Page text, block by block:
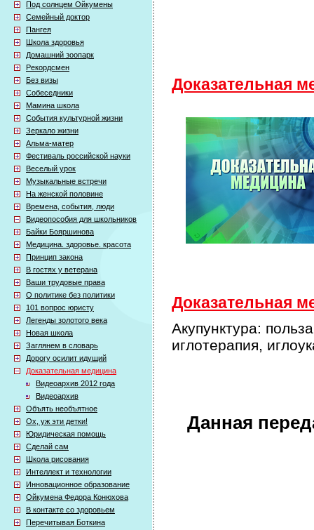
Под солнцем Ойкумены
Семейный доктор
Пангея
Школа здоровья
Домашний зоопарк
Рекордсмен
Без визы
Собеседники
Мамина школа
События культурной жизни
Зеркало жизни
Альма-матер
Фестиваль российской науки
Веселый урок
Музыкальные встречи
На женской половине
Времена, события, люди
Видеопособия для школьников
Байки Бояршинова
Медицина. здоровье. красота
Принцип закона
В гостях у ветерана
Ваши трудовые права
О политике без политики
101 вопрос юристу
Легенды золотого века
Новая школа
Заглянем в словарь
Дорогу осилит идущий
Доказательная медицина
Видеоархив 2012 года
Видеоархив
Объять необъятное
Ох, уж эти детки!
Юридическая помощь
Сделай сам
Школа рисования
Интеллект и технологии
Инновационное образование
Ойкумена Федора Конюхова
В контакте со здоровьем
Перечитывая Боткина
Доказательная
Доказательная
Акупунктура:
иглотерапия,
Данная